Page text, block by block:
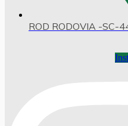
ROD RODOVIA -SC-